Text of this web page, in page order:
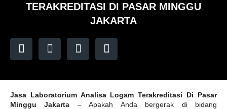
TERAKREDITASI DI PASAR MINGGU
JAKARTA
Jasa Laboratorium Analisa Logam Terakreditasi Di Pasar
Minggu Jakarta – Apakah Anda bergerak di bidang